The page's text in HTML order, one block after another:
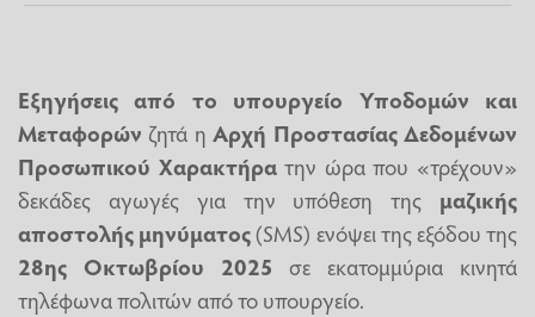
Εξηγήσεις από το υπουργείο Υποδομών και
Μεταφορών ζητά ηΑρχή Προστασίας Δεδομένων
Προσωπικού Χαρακτήρατην ώρα που «τρέχουν»
δεκάδες αγωγές για την υπόθεση της μαζικής
αποστολής μηνύματος(SMS) ενόψει της εξόδου της
28ης Οκτωβρίου 2025 σε εκατομμύρια κινητά
τηλέφωνα πολιτών από το υπουργείο.